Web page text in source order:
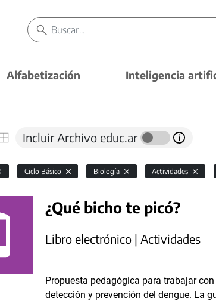
Alfabetización Inteligencia
Incluir Archivo educ.ar
Ciclo Básico Biología Actividades
¿Qué bicho te picó?
Libro electrónico | Actividades
Propuesta pedagógica para trabajar
detección y prevención del dengue. La